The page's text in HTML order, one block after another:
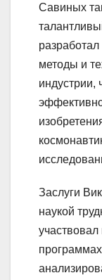
Савиных
методы и
индустрии,
Заслуги
наукой